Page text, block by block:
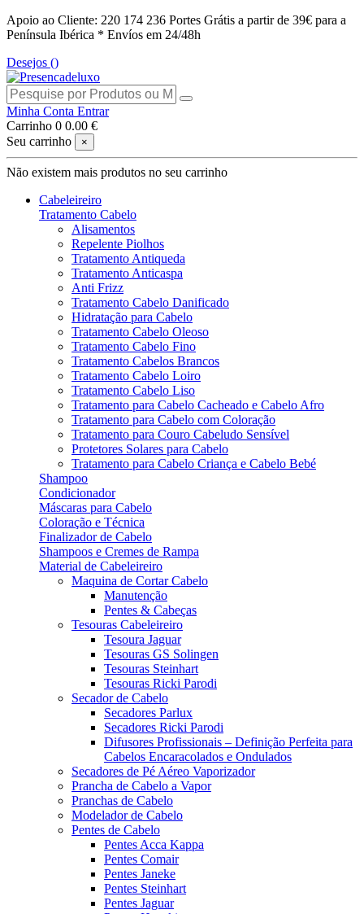
Apoio ao Cliente: 220 174 236 Portes Grátis a partir de 39€ para a
Península Ibérica * Envíos em 24/48h
Desejos ()
Minha Conta Entrar
Carrinho 0 0.00 €
Seu carrinho
×
Não existem mais produtos no seu carrinho
Cabeleireiro
Tratamento Cabelo
Alisamentos
Repelente Piolhos
Tratamento Antiqueda
Tratamento Anticaspa
Anti Frizz
Tratamento Cabelo Danificado
Hidratação para Cabelo
Tratamento Cabelo Oleoso
Tratamento Cabelo Fino
Tratamento Cabelos Brancos
Tratamento Cabelo Loiro
Tratamento Cabelo Liso
Tratamento para Cabelo Cacheado e Cabelo Afro
Tratamento para Cabelo com Coloração
Tratamento para Couro Cabeludo Sensível
Protetores Solares para Cabelo
Tratamento para Cabelo Criança e Cabelo Bebé
Shampoo
Condicionador
Máscaras para Cabelo
Coloração e Técnica
Finalizador de Cabelo
Shampoos e Cremes de Rampa
Material de Cabeleireiro
Maquina de Cortar Cabelo
Manutenção
Pentes & Cabeças
Tesouras Cabeleireiro
Tesoura Jaguar
Tesouras GS Solingen
Tesouras Steinhart
Tesouras Ricki Parodi
Secador de Cabelo
Secadores Parlux
Secadores Ricki Parodi
Difusores Profissionais – Definição Perfeita para
Cabelos Encaracolados e Ondulados
Secadores de Pé Aéreo Vaporizador
Prancha de Cabelo a Vapor
Pranchas de Cabelo
Modelador de Cabelo
Pentes de Cabelo
Pentes Acca Kappa
Pentes Comair
Pentes Janeke
Pentes Steinhart
Pentes Jaguar